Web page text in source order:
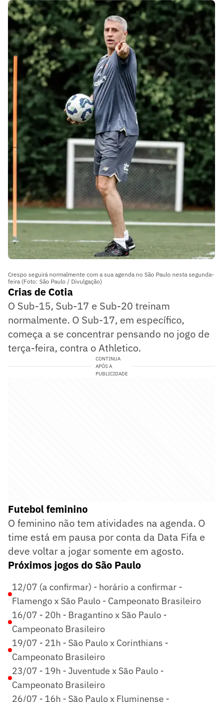
Crespo seguirá normalmente com a sua agenda no São Paulo nesta segunda-
feira (Foto: São Paulo / Divulgação)
Crias de Cotia
O Sub-15, Sub-17 e Sub-20 treinam
normalmente. O Sub-17, em específico,
começa a se concentrar pensando no jogo de
terça-feira, contra o Athletico.
CONTINUA
APÓS A
PUBLICIDADE
Futebol feminino
O feminino não tem atividades na agenda. O
time está em pausa por conta da Data Fifa e
deve voltar a jogar somente em agosto.
Próximos jogos do São Paulo
12/07 (a confirmar) - horário a confirmar -
Flamengo x São Paulo - Campeonato Brasileiro
16/07 - 20h - Bragantino x São Paulo -
Campeonato Brasileiro
19/07 - 21h - São Paulo x Corinthians -
Campeonato Brasileiro
23/07 - 19h - Juventude x São Paulo -
Campeonato Brasileiro
26/07 - 16h - São Paulo x Fluminense -